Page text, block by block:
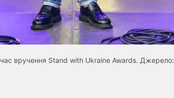
час вручення Stand with Ukraine Awards. Джерело: